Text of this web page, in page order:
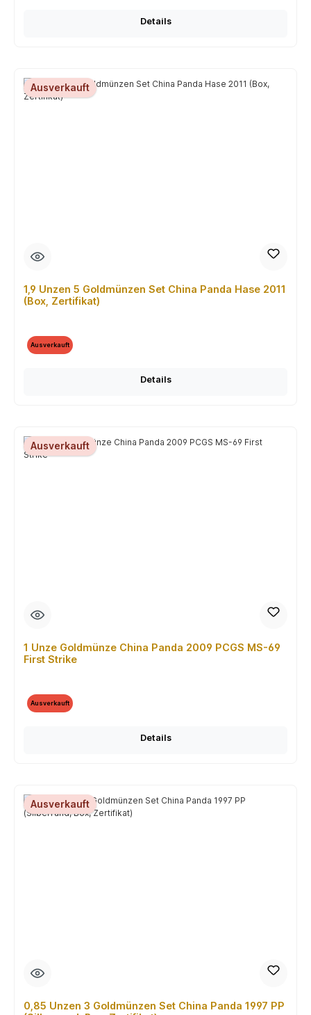
Details
Ausverkauft
1,9 Unzen 5 Goldmünzen Set China Panda Hase 2011
(Box, Zertifikat)
Ausverkauft
Details
Ausverkauft
1 Unze Goldmünze China Panda 2009 PCGS MS-69
First Strike
Ausverkauft
Details
Ausverkauft
0,85 Unzen 3 Goldmünzen Set China Panda 1997 PP